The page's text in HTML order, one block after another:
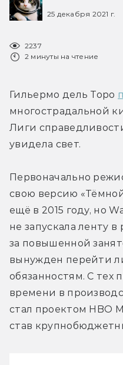
25 декабря 2021 г.
2237
2 минуты на чтение
Гильермо дель Торо
многострадальной
Лиги
увидела свет.
Первоначально
свою версию
ещё в 2015 году, но
не запускала ленту в
за повышенной
вынужден перейти
обязанностям. С
времени в
стал проектом HBO
став